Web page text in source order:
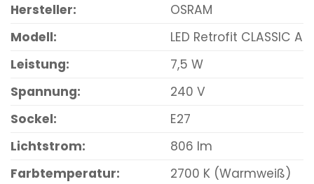
Hersteller:
OSRAM
Modell:
LED Retrofit CLASSIC A
Leistung:
7,5 W
Spannung:
240 V
Sockel:
E27
Lichtstrom:
806 lm
Farbtemperatur:
2700 K (Warmweiß)